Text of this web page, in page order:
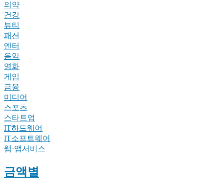
의약
건강
뷰티
패션
엔터
음악
영화
게임
금융
미디어
스포츠
스타트업
IT하드웨어
IT소프트웨어
웹·앱서비스
금액별